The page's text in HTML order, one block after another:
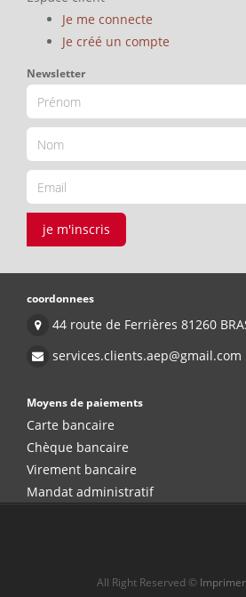
Je me connecte
Je créé un compte
Newsletter
je m'inscris
coordonnees
44 route de Ferrières 81260
services.clients.aep@gmail.com
Moyens de paiements
Carte bancaire
Chèque bancaire
Virement bancaire
Mandat administratif
All Right Reserved ©